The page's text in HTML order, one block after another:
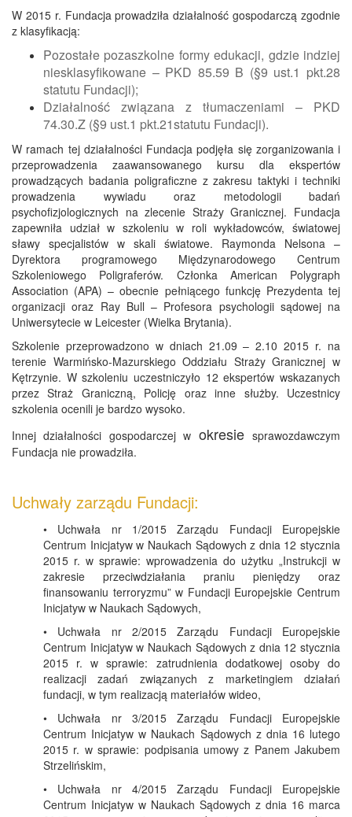
W 2015 r. Fundacja prowadziła działalność gospodarczą zgodnie
z klasyfikacją:
Pozostałe pozaszkolne formy edukacji, gdzie indziej
niesklasyfikowane – PKD 85.59 B (§9 ust.1 pkt.28
statutu Fundacji);
Działalność związana z tłumaczeniami – PKD
74.30.Z (§9 ust.1 pkt.21statutu Fundacji).
W ramach tej działalności Fundacja podjęła się zorganizowania i
przeprowadzenia zaawansowanego kursu dla ekspertów
prowadzących badania poligraficzne z zakresu taktyki i techniki
prowadzenia wywiadu oraz metodologii badań
psychofizjologicznych na zlecenie Straży Granicznej. Fundacja
zapewniła udział w szkoleniu w roli wykładowców, światowej
sławy specjalistów w skali światowe. Raymonda Nelsona –
Dyrektora programowego Międzynarodowego Centrum
Szkoleniowego Poligraferów. Członka American Polygraph
Association (APA) – obecnie pełniącego funkcję Prezydenta tej
organizacji oraz Ray Bull – Profesora psychologii sądowej na
Uniwersytecie w Leicester (Wielka Brytania).
Szkolenie przeprowadzono w dniach 21.09 – 2.10 2015 r. na
terenie Warmińsko-Mazurskiego Oddziału Straży Granicznej w
Kętrzynie. W szkoleniu uczestniczyło 12 ekspertów wskazanych
przez Straż Graniczną, Policję oraz inne służby. Uczestnicy
szkolenia ocenili je bardzo wysoko.
Innej działalności gospodarczej w okresiesprawozdawczym
Fundacja nie prowadziła.
Uchwały zarządu Fundacji:
• Uchwała nr 1/2015 Zarządu Fundacji Europejskie
Centrum Inicjatyw w Naukach Sądowych z dnia 12 stycznia
2015 r. w sprawie: wprowadzenia do użytku „Instrukcji w
zakresie przeciwdziałania praniu pieniędzy oraz
finansowaniu terroryzmu” w Fundacji Europejskie Centrum
Inicjatyw w Naukach Sądowych,
• Uchwała nr 2/2015 Zarządu Fundacji Europejskie
Centrum Inicjatyw w Naukach Sądowych z dnia 12 stycznia
2015 r. w sprawie: zatrudnienia dodatkowej osoby do
realizacji zadań związanych z marketingiem działań
fundacji, w tym realizacją materiałów wideo,
• Uchwała nr 3/2015 Zarządu Fundacji Europejskie
Centrum Inicjatyw w Naukach Sądowych z dnia 16 lutego
2015 r. w sprawie: podpisania umowy z Panem Jakubem
Strzelińskim,
• Uchwała nr 4/2015 Zarządu Fundacji Europejskie
Centrum Inicjatyw w Naukach Sądowych z dnia 16 marca